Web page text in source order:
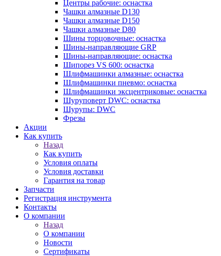
Центры рабочие: оснастка
Чашки алмазные D130
Чашки алмазные D150
Чашки алмазные D80
Шины торцовочные: оснастка
Шины-направляющие GRP
Шины-направляющие: оснастка
Шипорез VS 600: оснастка
Шлифмашинки алмазные: оснастка
Шлифмашинки пневмо: оснастка
Шлифмашинки эксцентриковые: оснастка
Шуруповерт DWC: оснастка
Шурупы: DWC
Фрезы
Акции
Как купить
Назад
Как купить
Условия оплаты
Условия доставки
Гарантия на товар
Запчасти
Регистрация инструмента
Контакты
О компании
Назад
О компании
Новости
Сертификаты